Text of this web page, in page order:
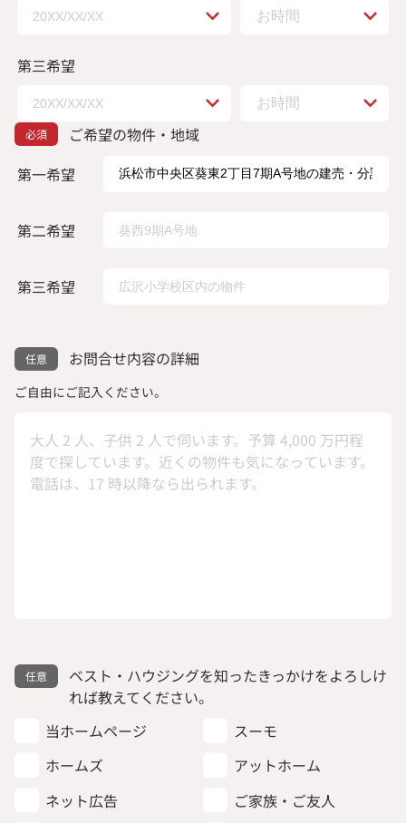
第三希望
ご希望の物件・地域
第一希望
第二希望
第三希望
お問合せ内容の詳細
ご自由にご記入ください。
ベスト・ハウジングを知ったきっかけをよろしけ
れば教えてください。
当ホームページ
スーモ
ホームズ
アットホーム
ネット広告
ご家族・ご友人